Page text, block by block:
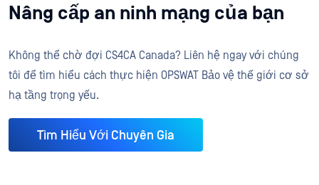
Nâng cấp an ninh mạng của bạn
Không thể chờ đợi CS4CA Canada? Liên hệ ngay với chúng
tôi để tìm hiểu cách thực hiện OPSWAT Bảo vệ thế giới cơ sở
hạ tầng trọng yếu.
Tìm Hiểu Với Chuyên Gia